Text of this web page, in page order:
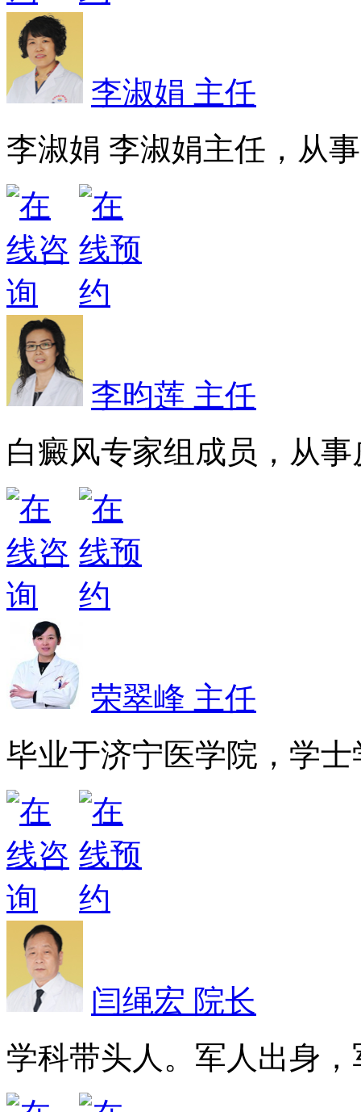
李淑娟 主任
李淑娟 李淑娟主任，从
李昀莲 主任
白癜风专家组成员，从
荣翠峰 主任
毕业于济宁医学院，学
闫绳宏 院长
学科带头人。军人出身